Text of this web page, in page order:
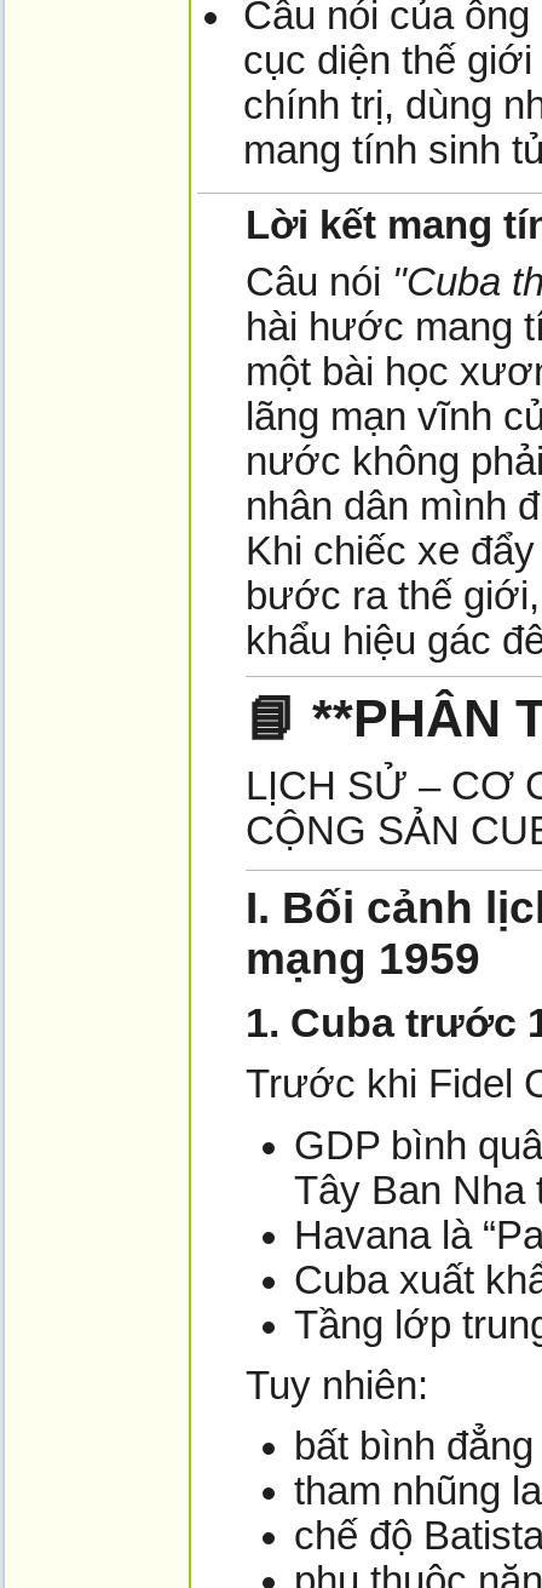
Câu nói của
cục diện thế
chính trị, dùng
mang tính sinh
Lời kết mang
Câu nói "Cuba
hài hước mang
một bài học
lãng mạn vĩnh
nước không
nhân dân mình
Khi chiếc xe
bước ra thế
khẩu hiệu gác
📘 **PHÂN
LỊCH SỬ – CƠ
CỘNG SẢN
I. Bối cảnh
mạng 1959
1. Cuba trước
Trước khi Fidel
GDP bình
Tây Ban Nha
Havana là
Cuba xuất
Tầng lớp
Tuy nhiên:
bất bình
tham nhũng
chế độ